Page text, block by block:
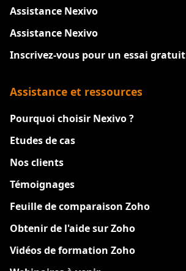
Assistance Nexivo
Assistance Nexivo
Inscrivez-vous pour un essai gratuit
Assistance et ressources
Pourquoi choisir Nexivo ?
Etudes de cas
Nos clients
Témoignages
Feuille de comparaison Zoho
Obtenir de l'aide sur Zoho
Vidéos de formation Zoho